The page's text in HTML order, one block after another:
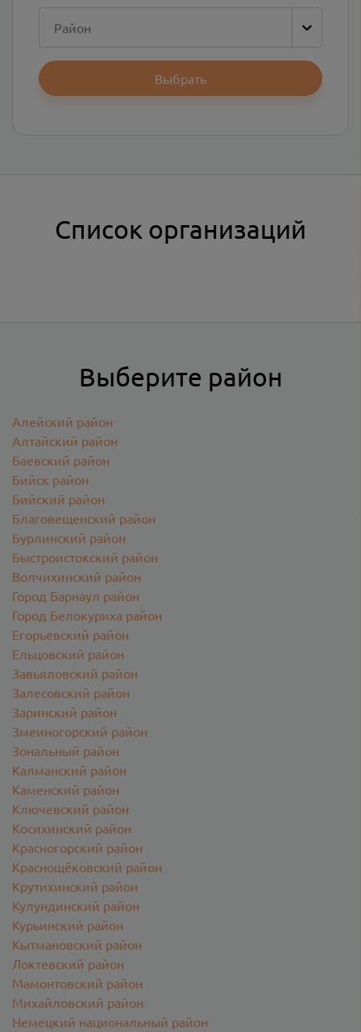
Район
Выбрать
Список организаций
Выберите район
Алейский район
Алтайский район
Баевский район
Бийск район
Бийский район
Благовещенский район
Бурлинский район
Быстроистокский район
Волчихинский район
Город Барнаул район
Город Белокуриха район
Егорьевский район
Ельцовский район
Завьяловский район
Залесовский район
Заринский район
Змеиногорский район
Зональный район
Калманский район
Каменский район
Ключевский район
Косихинский район
Красногорский район
Краснощёковский район
Крутихинский район
Кулундинский район
Курьинский район
Кытмановский район
Локтевский район
Мамонтовский район
Михайловский район
Немецкий национальный район